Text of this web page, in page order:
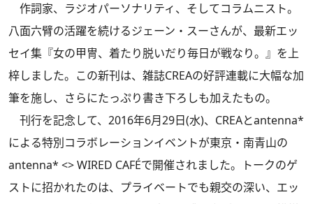
作詞家、ラジオパーソナリティ、そしてコラムニスト。
八面六臂の活躍を続けるジェーン・スーさんが、最新エッ
セイ集『女の甲冑、着たり脱いだり毎日が戦なり。』を上
梓しました。この新刊は、雑誌CREAの好評連載に大幅な加
筆を施し、さらにたっぷり書き下ろしも加えたもの。
刊行を記念して、2016年6月29日(水)、CREAとantenna*
による特別コラボレーションイベントが東京・南青山の
antenna* <> WIRED CAFÉで開催されました。トークのゲ
ストに招かれたのは、プライベートでも親交の深い、エッ